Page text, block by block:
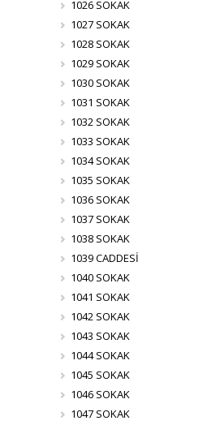
1026 SOKAK
1027 SOKAK
1028 SOKAK
1029 SOKAK
1030 SOKAK
1031 SOKAK
1032 SOKAK
1033 SOKAK
1034 SOKAK
1035 SOKAK
1036 SOKAK
1037 SOKAK
1038 SOKAK
1039 CADDESİ
1040 SOKAK
1041 SOKAK
1042 SOKAK
1043 SOKAK
1044 SOKAK
1045 SOKAK
1046 SOKAK
1047 SOKAK